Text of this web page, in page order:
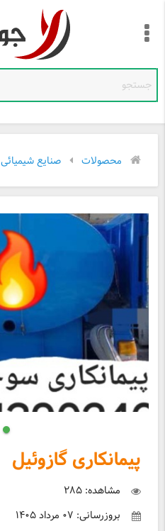
محصولات صنایع شیمیائی
پیمانکاری گازوئیل
مشاهده: ۲۸۵
بروزرسانی: ۰۷ مرداد ۱۴۰۵